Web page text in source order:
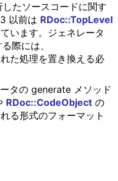
たソースコードに関す
以前は RDoc::TopLevel
います。ジェネレータ
際には、
た処理を置き換える必
タの generate メソッド
RDoc::CodeObjectの
る形式のフォーマット